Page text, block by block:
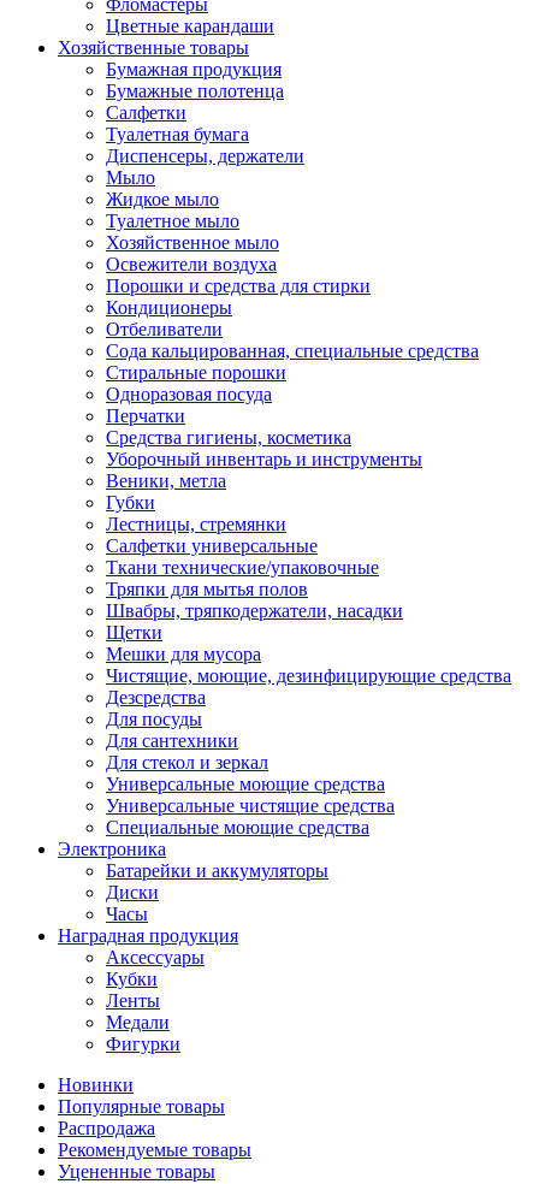
Фломастеры
Цветные карандаши
Хозяйственные товары
Бумажная продукция
Бумажные полотенца
Салфетки
Туалетная бумага
Диспенсеры, держатели
Мыло
Жидкое мыло
Туалетное мыло
Хозяйственное мыло
Освежители воздуха
Порошки и средства для стирки
Кондиционеры
Отбеливатели
Сода кальцированная, специальные средства
Стиральные порошки
Одноразовая посуда
Перчатки
Средства гигиены, косметика
Уборочный инвентарь и инструменты
Веники, метла
Губки
Лестницы, стремянки
Салфетки универсальные
Ткани технические/упаковочные
Тряпки для мытья полов
Швабры, тряпкодержатели, насадки
Щетки
Мешки для мусора
Чистящие, моющие, дезинфицирующие средства
Дезсредства
Для посуды
Для сантехники
Для стекол и зеркал
Универсальные моющие средства
Универсальные чистящие средства
Специальные моющие средства
Электроника
Батарейки и аккумуляторы
Диски
Часы
Наградная продукция
Аксессуары
Кубки
Ленты
Медали
Фигурки
Новинки
Популярные товары
Распродажа
Рекомендуемые товары
Уцененные товары